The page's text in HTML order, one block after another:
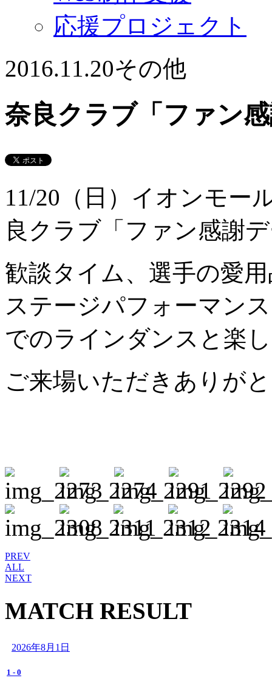
応援プロジェクト
2016.11.20その他
奈良クラブ「ファン
11/20（日）イオンモー
良クラブ「ファン感謝
歓談タイム、選手の愛
ステージパフォーマン
でのラインダンスと楽
ご来場いただきありが
PREV
ALL
NEXT
MATCH RESULT
2026年8月1日
1 - 0